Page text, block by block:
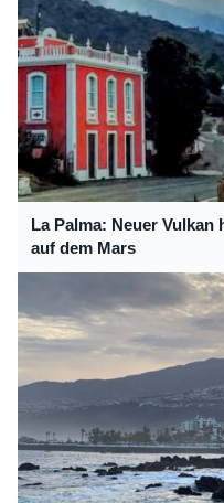
La Palma: Neuer
auf dem Mars